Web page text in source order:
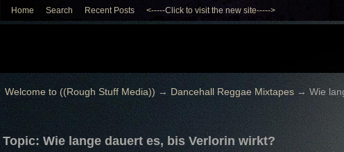
Home Search Recent Posts <-----Click to visit the new site----->
Welcome to ((Rough Stuff Media)) → Dancehall Reggae Mixtapes→ Wie
Topic: Wie lange dauert es, bis Verlorin wirkt?